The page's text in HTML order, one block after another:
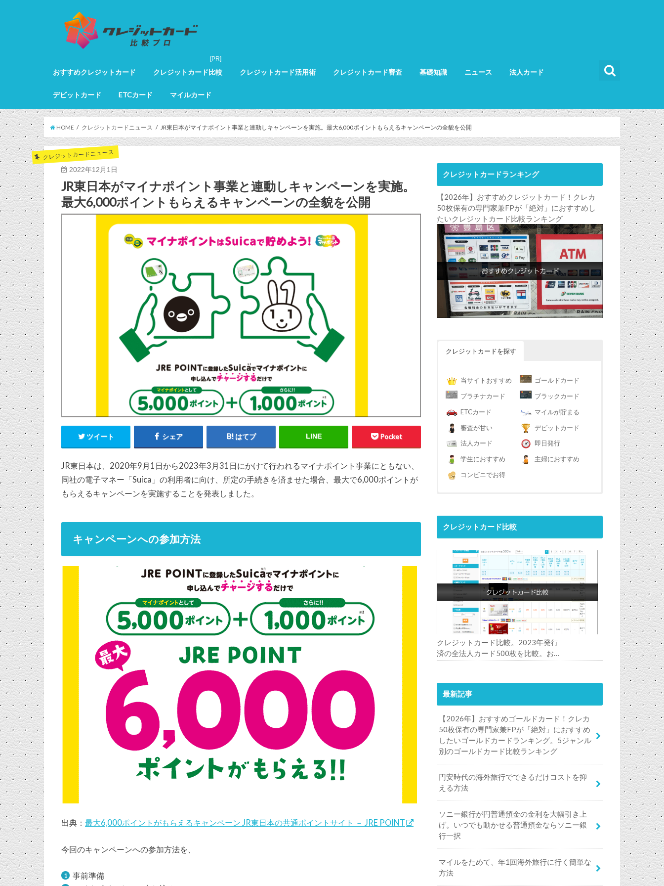
おすすめクレジットカード
クレジットカード全カードランキング
クレジットカードランキング
ゴールドカードランキング
プラチナカードランキング
ブラックカードランキング
クレジットカード比較
クレジットカード詳細
クレジットカード活用術 クレジットカード審査 基礎知識 ニュース 法人カード
デビットカード
デビットカード比較
デビットカードランキング
ETCカード マイルカード
マイルカードランキング
HOME クレジットカードニュース JR東日本がマイナポイント事業と連動しキャンペーンを実施。最大6,000ポイントもらえるキャンペーンの全貌を公開
クレジットカードニュース
2022年12月1日
JR東日本がマイナポイント事業と連動しキャンペーンを実施。
最大6,000ポイントもらえるキャンペーンの全貌を公開
ツイート シェア はてブ LINE Pocket
JR東日本は、2020年9月1日から2023年3月31日にかけて行われるマイナポイント事業にともない、
同社の電子マネー「Suica」の利用者に向け、所定の手続きを済ませた場合、最大で6,000ポイントが
もらえるキャンペーンを実施することを発表しました。
キャンペーンへの参加方法
出典： 最大6,000ポイントがもらえるキャンペーン JR東日本の共通ポイントサイト － JRE POINT
今回のキャンペーンへの参加方法を、
事前準備
クレジットカードランキング
【2026年】おすすめクレジットカード！クレカ
50枚保有の専門家兼FPが「絶対」におすすめし
たいクレジットカード比較ランキング
クレジットカードを探す
当サイトおすすめ
ゴールドカード
プラチナカード
ブラックカード
ETCカード
マイルが貯まる
審査が甘い
デビットカード
法人カード
即日発行
学生におすすめ
主婦におすすめ
コンビニでお得
クレジットカード比較
クレジットカード比較。2023年発行
済の全法人カード500枚を比較。お
最新記事
【2026年】おすすめゴールドカード！クレカ
50枚保有の専門家兼FPが「絶対」におすすめ
したいゴールドカードランキング。5ジャンル
別のゴールドカード比較ランキング
円安時代の海外旅行でできるだけコストを抑
える方法
ソニー銀行が円普通預金の金利を大幅引き上
げ。いつでも動かせる普通預金ならソニー銀
行一択
マイルをためて、年1回海外旅行に行く簡単な
方法